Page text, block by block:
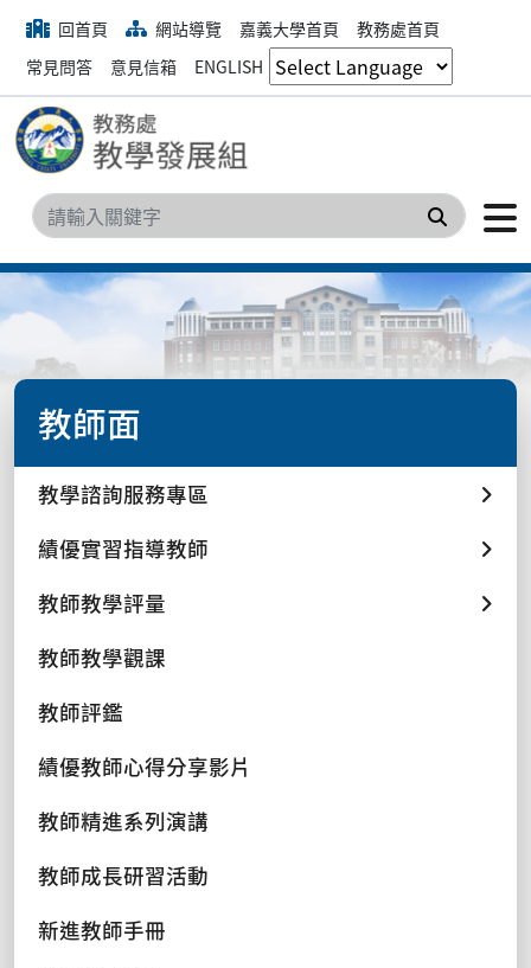
回首頁 網站導覽 嘉義大學首頁
教務處首頁
常見問答
意見信箱 ENGLISH
搜尋
教師面
教學諮詢服務專區
績優實習指導教師
教師教學評量
教師教學觀課
教師評鑑
績優教師心得分享影片
教師精進系列演講
教師成長研習活動
新進教師手冊